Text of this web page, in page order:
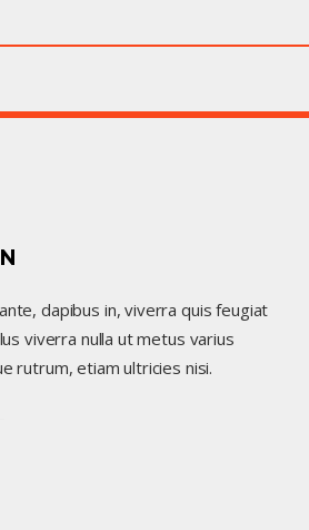
dapibus in, viverra quis feugiat
viverra nulla ut metus varius
rutrum, etiam ultricies nisi.